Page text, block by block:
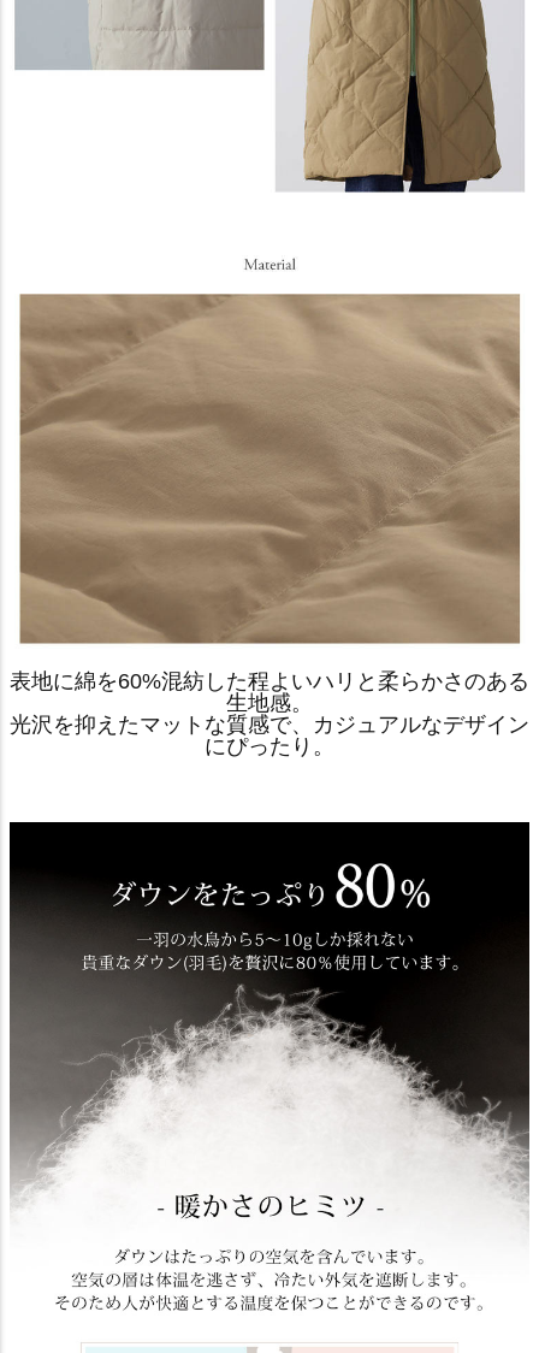
表地に綿を60%混紡した程よいハリと柔らかさのある
生地感。
光沢を抑えたマットな質感で、カジュアルなデザイン
にぴったり。